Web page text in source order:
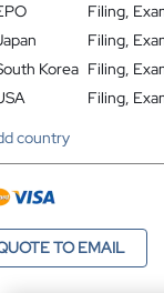
Filing,
Filing,
Korea Filing,
Filing,
country
TO EMAIL